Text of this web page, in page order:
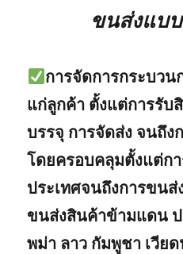
ขนส่งแบ
การจัดการกระบว
แก่ลูกค้า ตั้งแต่การรับ
บรรจุ การจัดส่ง จนถึง
โดยครอบคลุมตั้งแต่ก
ประเทศจนถึงการขนส่
ขนส่งสินค้าข้ามแดน ป
พม่า ลาว กัมพูชา เวีย